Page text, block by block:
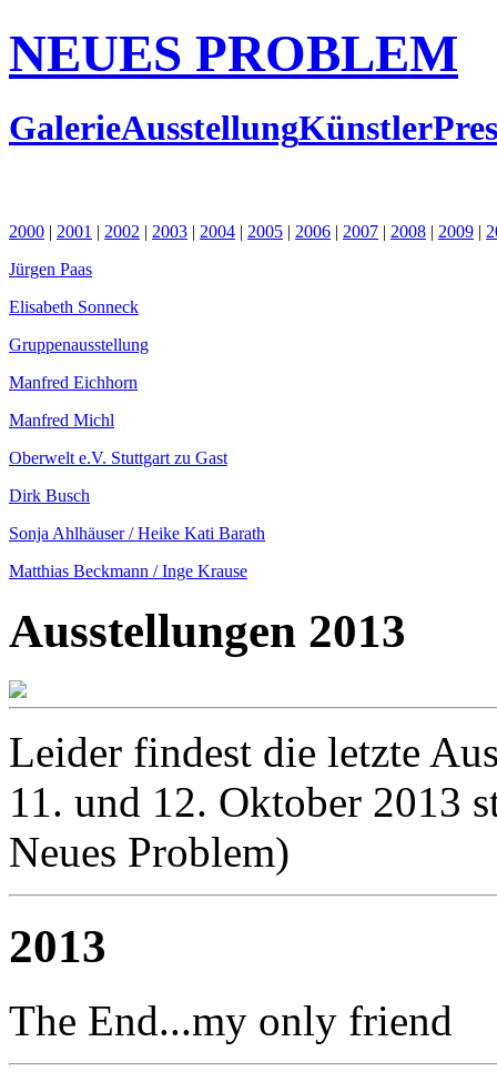
NEUES PROBLEM
GalerieAusstellungKünstler
2000 | 2001 | 2002 | 2003 | 2004 | 2005 | 2006 | 2007 | 2008 | 2009 |
Jürgen Paas
Elisabeth Sonneck
Gruppenausstellung
Manfred Eichhorn
Manfred Michl
Oberwelt e.V. Stuttgart zu Gast
Dirk Busch
Sonja Ahlhäuser / Heike Kati Barath
Matthias Beckmann / Inge Krause
Ausstellungen 2013
Leider findest die letzte
11. und 12. Oktober 2013
Neues Problem)
2013
The End...my only friend